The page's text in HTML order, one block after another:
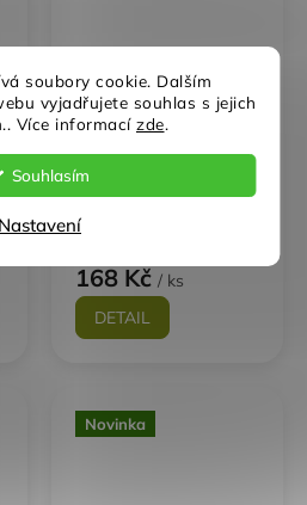
soubory cookie. Dalším
vyjadřujete souhlas s jejich
Více informací zde.
Souhlasím
Nastavení
Mosolut Machine
Invisible PVC nájezd
ECO - kůže TYP D
Na dotaz
168 Kč / ks
DETAIL
Novinka